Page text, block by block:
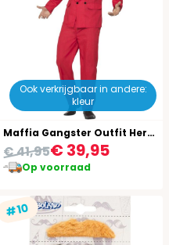
Ook verkrijgbaar in andere:
kleur
Maffia Gangster Outfit Heren Rood
€ 39,95
€ 41,95
Op voorraad
#10